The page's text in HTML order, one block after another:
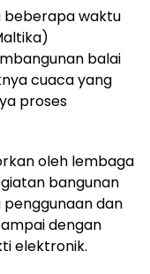
beberapa waktu
balai
cuaca yang
proses
oleh lembaga
bangunan
penggunaan dan
dengan
elektronik.